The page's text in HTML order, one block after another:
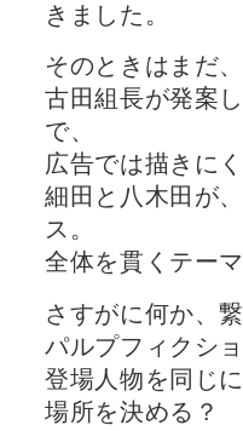
きました。
そのときはまだ
古田組長が発案
で、
広告では描きに
細田と八木田が
ス。
全体を貫くテー
さすがに何か、
パルプフィクシ
登場人物を同じ
場所を決める？